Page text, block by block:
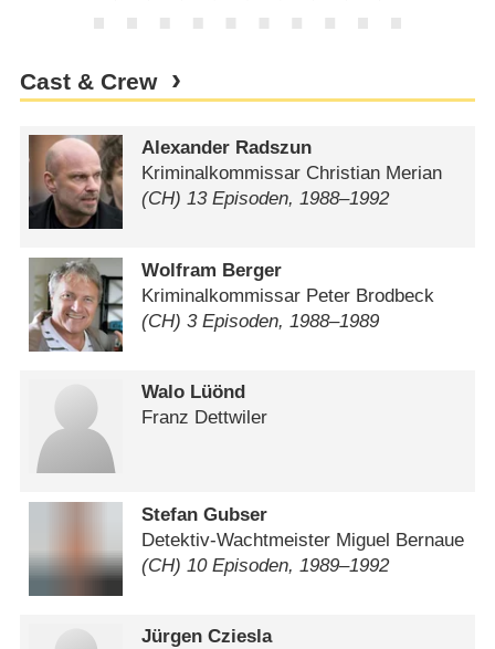
Cast & Crew
Alexander Radszun
Kriminalkommissar Christian Merian
(CH) 13 Episoden, 1988⁠–⁠1992
Wolfram Berger
Kriminalkommissar Peter Brodbeck
(CH) 3 Episoden, 1988⁠–⁠1989
Walo Lüönd
Franz Dettwiler
Stefan Gubser
Detektiv-Wachtmeister Miguel Bernaue
(CH) 10 Episoden, 1989⁠–⁠1992
Jürgen Cziesla